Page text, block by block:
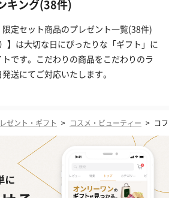
キング(38件)
定セット商品のプレゼント一覧(38件)
】は大切な日にぴったりな「ギフト」に
です。こだわりの商品をこだわりのラ
送にてご対応いたします。
ゼント・ギフト > コスメ・ビューティー > コ